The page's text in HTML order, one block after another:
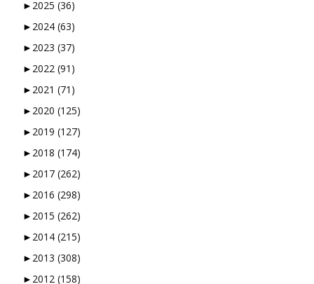
► 2025 (36)
► 2024 (63)
► 2023 (37)
► 2022 (91)
► 2021 (71)
► 2020 (125)
► 2019 (127)
► 2018 (174)
► 2017 (262)
► 2016 (298)
► 2015 (262)
► 2014 (215)
► 2013 (308)
► 2012 (158)